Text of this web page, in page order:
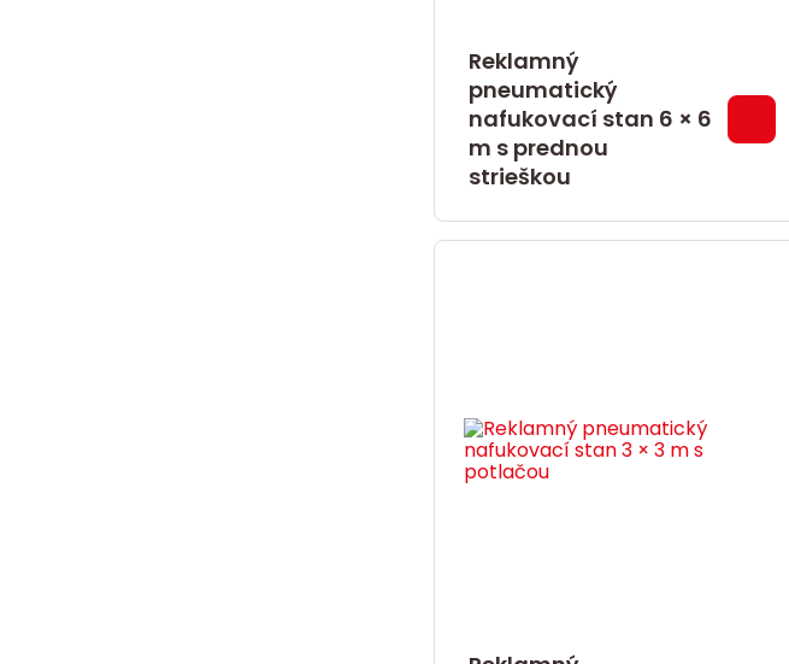
Reklamný
pneumatický
nafukovací stan 6 × 6
m s prednou
strieškou